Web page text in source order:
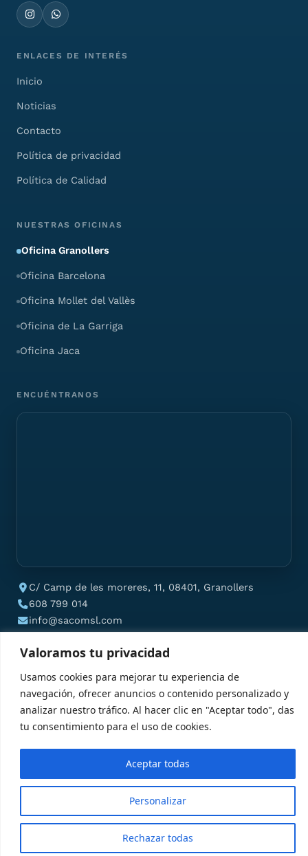
Valoramos tu privacidad
Usamos cookies para mejorar tu experiencia de
navegación, ofrecer anuncios o contenido personalizado y
analizar nuestro tráfico. Al hacer clic en "Aceptar todo", das
tu consentimiento para el uso de cookies.
Personalizar
Rechazar todas
Aceptar todas
ENLACES DE INTERÉS
Inicio
Noticias
Contacto
Política de privacidad
Política de Calidad
NUESTRAS OFICINAS
Oficina Granollers
Oficina Barcelona
Oficina Mollet del Vallès
Oficina de La Garriga
Oficina Jaca
ENCUÉNTRANOS
C/ Camp de les moreres, 11, 08401, Granollers
608 799 014
info@sacomsl.com
© 2026 SACOM. Todos los derechos reservados.
¿Necesitas ayuda para un
Respondemos en menos de 2h · Gratis